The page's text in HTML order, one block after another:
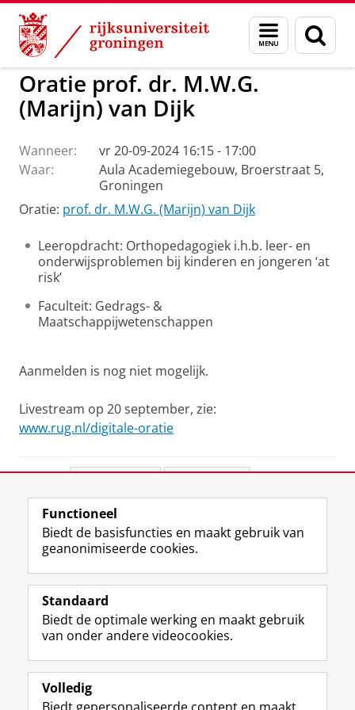
Skip
Content
Skip
Navigation
Menu
en
zoeken
GMW Actueel
Oratie prof. dr. M.W.G.
(Marijn) van Dijk
Wanneer:
vr 20-09-2024 16:15 - 17:00
Waar:
Aula Academiegebouw, Broerstraat 5,
Groningen
Oratie: prof. dr. M.W.G. (Marijn) van Dijk
Leeropdracht: Orthopedagogiek i.h.b. leer- en
onderwijsproblemen bij kinderen en jongeren ‘at
risk’
Faculteit: Gedrags- &
Maatschappijwetenschappen
Aanmelden is nog niet mogelijk.
Livestream op 20 september, zie:
www.rug.nl/digitale-oratie
View this page in:English
Volg de RUG
F
a
e
b
o
p
L
i
k
e
I
-
R
S
-
f
e
R
I
n
t
r
m
Y
o
T
e
k
Studiekiezers
Alumni
Functioneel
Biedt de basisfuncties en maakt gebruik van
geanonimiseerde cookies.
Standaard
Biedt de optimale werking en maakt gebruik
van onder andere videocookies.
Volledig